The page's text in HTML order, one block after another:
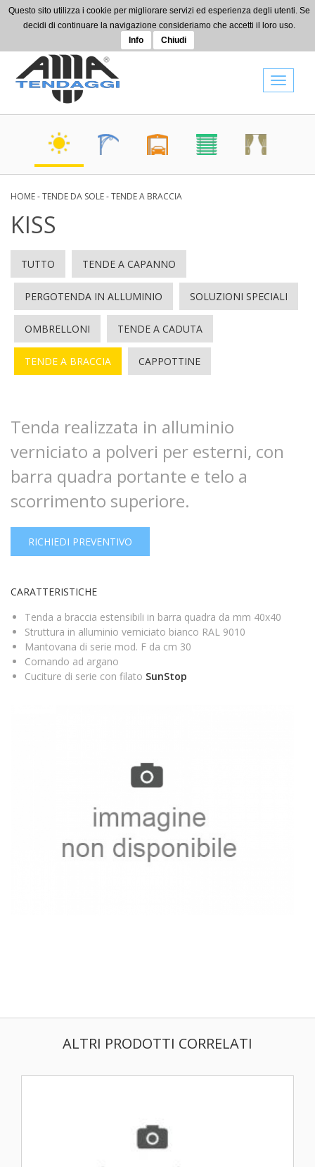
Skip to main content
Questo sito utilizza i cookie per migliorare servizi ed esperienza degli utenti. Se
decidi di continuare la navigazione consideriamo che accetti il loro uso.
Info
Chiudi
+39 0442 080514
info@amatendaggi.it
Toggle
HOME-TENDE DA SOLE-TENDE A BRACCIA
KISS
TUTTO TENDE A CAPANNO
PERGOTENDA IN ALLUMINIO SOLUZIONI SPECIALI
OMBRELLONI TENDE A CADUTA
TENDE A BRACCIA CAPPOTTINE
Tenda realizzata in alluminio
verniciato a polveri per esterni, con
barra quadra portante e telo a
scorrimento superiore.
RICHIEDI PREVENTIVO
CARATTERISTICHE
Tenda a braccia estensibili in barra quadra da mm 40x40
Struttura in alluminio verniciato bianco RAL 9010
Mantovana di serie mod. F da cm 30
Comando ad argano
Cuciture di serie con filato SunStop
ALTRI PRODOTTI CORRELATI